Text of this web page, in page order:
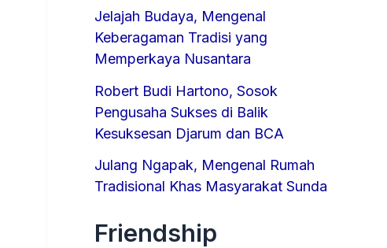
Jelajah Budaya, Mengenal
Keberagaman Tradisi yang
Memperkaya Nusantara
Robert Budi Hartono, Sosok
Pengusaha Sukses di Balik
Kesuksesan Djarum dan BCA
Julang Ngapak, Mengenal Rumah
Tradisional Khas Masyarakat Sunda
Friendship